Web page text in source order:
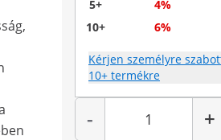
5+
4%
10+
6%
Kérjen személyre
10+ termékre
-
Mennyiség
+